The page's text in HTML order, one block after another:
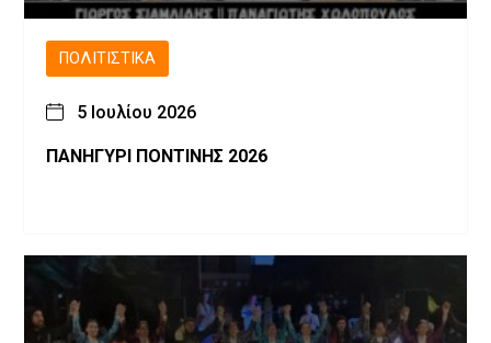
ΠΟΛΙΤΙΣΤΙΚΆ
5 Ιουλίου 2026
ΠΑΝΗΓΥΡΙ ΠΟΝΤΙΝΗΣ 2026